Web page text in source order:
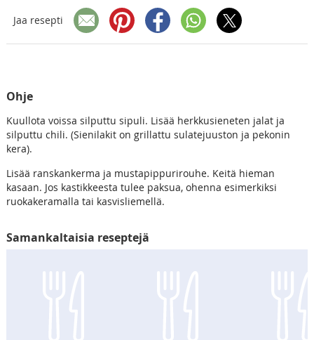
Jaa resepti
Ohje
Kuullota voissa silputtu sipuli. Lisää herkkusieneten jalat ja
silputtu chili. (Sienilakit on grillattu sulatejuuston ja pekonin
kera).
Lisää ranskankerma ja mustapippurirouhe. Keitä hieman
kasaan. Jos kastikkeesta tulee paksua, ohenna esimerkiksi
ruokakeramalla tai kasvisliemellä.
Samankaltaisia reseptejä